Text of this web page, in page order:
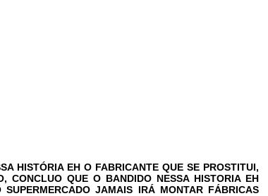
HISTÓRIA EH O FABRICANTE QUE SE PROSTITUI,
CONCLUO QUE O BANDIDO NESSA HISTORIA EH
JAMAIS IRÁ MONTAR FÁBRICAS